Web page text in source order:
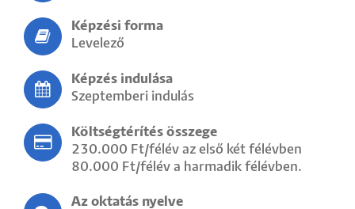
Képzési forma
Levelező
Képzés indulása
Szeptemberi indulás
Költségtérítés összege
230.000 Ft/félév az első két félévben
80.000 Ft/félév a harmadik félévben.
Az oktatás nyelve